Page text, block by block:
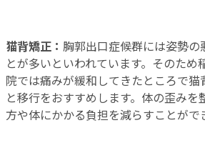
猫背矯正： 胸郭出口症候群には姿勢の
とが多いといわれています。そのため
院では痛みが緩和してきたところで
と移行をおすすめします。体の歪みを
方や体にかかる負担を減らすことがで